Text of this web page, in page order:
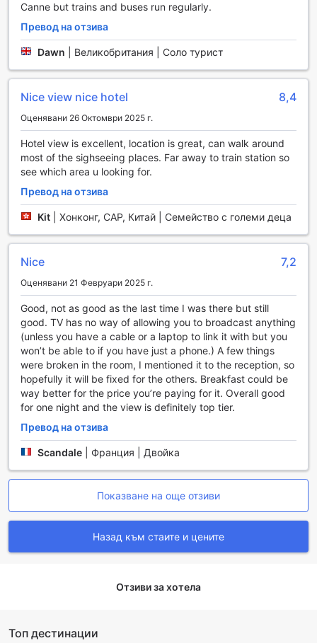
на вашите нужди и график.
Освен летищните трансфери, Хотел Суис предлага и
услуги за наем на автомобили, което ви дава
възможност да изследвате Ница и околностите в
автомобили на разположение, можете да изберете
идеалния вариант за вашето пътуване. В допълнение,
хотелът предлага и таксиметрова услуга, която е
идеална за бързи и лесни пътувания из града.
Независимо дали се отправяте към плажа, ресторанта
или местните атракции, транспортните удобства на
Хотел Суис ще направят вашето преживяване
незабравимо.
Удобства в стаите на Хотел Суис
Хотел Суис в Ница предлага на своите гости
изключителен комфорт и лукс, който ще направи
престоя им незабравим. Всяка стая е оборудвана с
независимо от времето навън. Гостите могат да се
насладят на удобството на собствена тераса или
балкон, където да се насладят на сутрешното кафе или
вечерния залез. Стаите разполагат и с телевизор с
кабелни и сателитни канали, което позволява на гостите
да се отпуснат и да се насладят на любимите си
предавания след дълъг ден на разглеждане на
забележителности.
Допълнителните удобства, като халати за баня, сешоар
и висококачествени тоалетни принадлежности, добавят
нотка на лукс и удобство. Минибарът е перфектен за
тези, които искат да се насладят на освежаващи
напитки, а кафемашината за приготвяне на кафе/чай е
идеална за сутрешното събуждане. За максимален
които ще ви осигурят необходимата уединеност и уют.
Някои от стаите предлагат и отделна всекидневна,
което е идеално за семейства или групи приятели,
търсещи допълнително пространство за релаксация.
кулинарно изживяване. Всеки ден започнете с изобилие
Canne but trains and buses run regularly.
Превод на отзива
Dawn Великобритания | Соло турист
Nice view nice hotel 8,4
Оценявани 26 Октомври 2025 г.
Hotel view is excellent, location is great, can walk around
most of the sighseeing places. Far away to train station so
see which area u looking for.
Превод на отзива
Kit Хонконг, САР, Китай | Семейство с големи деца
Nice 7,2
Оценявани 21 Февруари 2025 г.
Good, not as good as the last time I was there but still
good. TV has no way of allowing you to broadcast anything
(unless you have a cable or a laptop to link it with but you
won’t be able to if you have just a phone.) A few things
were broken in the room, I mentioned it to the reception, so
hopefully it will be fixed for the others. Breakfast could be
way better for the price you’re paying for it. Overall good
for one night and the view is definitely top tier.
Превод на отзива
Scandale Франция | Двойка
Показване на още отзиви
Назад към стаите и цените
Отзиви за хотела
Топ дестинации